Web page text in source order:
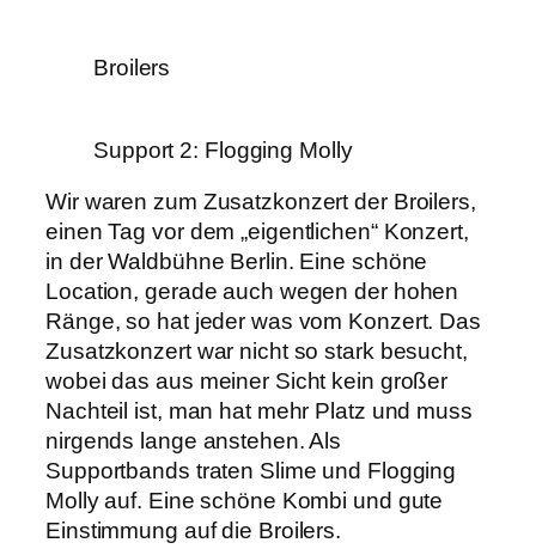
Broilers
Support 2: Flogging Molly
Wir waren zum Zusatzkonzert der Broilers,
einen Tag vor dem „eigentlichen“ Konzert,
in der Waldbühne Berlin. Eine schöne
Location, gerade auch wegen der hohen
Ränge, so hat jeder was vom Konzert. Das
Zusatzkonzert war nicht so stark besucht,
wobei das aus meiner Sicht kein großer
Nachteil ist, man hat mehr Platz und muss
nirgends lange anstehen. Als
Supportbands traten Slime und Flogging
Molly auf. Eine schöne Kombi und gute
Einstimmung auf die Broilers.